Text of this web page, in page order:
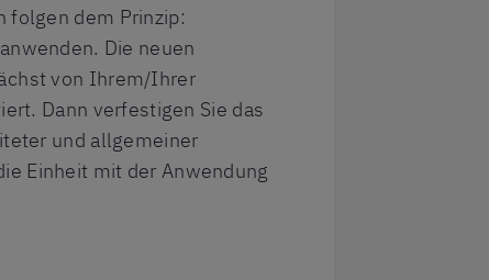
folgen dem Prinzip:
Die neuen
von Ihrem/Ihrer
Dann verfestigen Sie das
und allgemeiner
Einheit mit der Anwendung